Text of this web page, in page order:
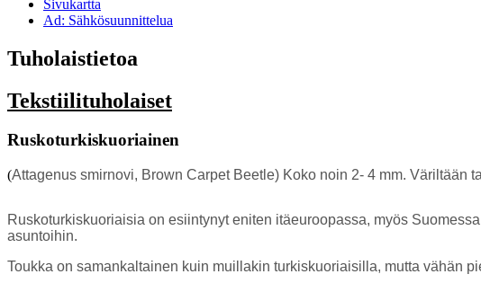
Sivukartta
Ad: Sähkösuunnittelua
Tuholaistietoa
Tekstiilituholaiset
Ruskoturkiskuoriainen
(Attagenus smirnovi, Brown Carpet Beetle) Koko noin 2- 4 mm. Väriltään
Ruskoturkiskuoriaisia on esiintynyt eniten itäeuroopassa, myös
asuntoihin.
Toukka on samankaltainen kuin muillakin turkiskuoriaisilla, mutta vähän